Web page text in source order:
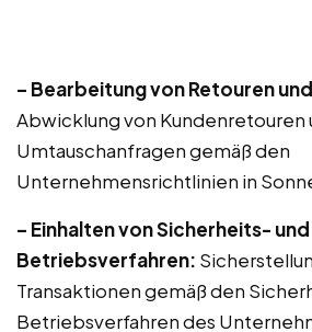
– Bearbeitung von Retouren
Abwicklung von Kundenretouren
Umtauschanfragen gemäß den
Unternehmensrichtlinien in
– Einhalten von Sicherheits- und
Betriebsverfahren:
Transaktionen gemäß den
Betriebsverfahren des